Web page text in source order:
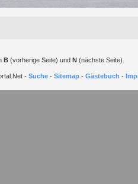
B (vorherige Seite) und N (nächste Seite).
- Suche - Sitemap - Gästebuch -